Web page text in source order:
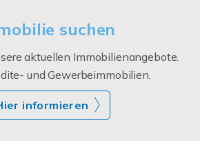
suchen
aktuellen Immobilienangebote.
und Gewerbeimmobilien.
informieren